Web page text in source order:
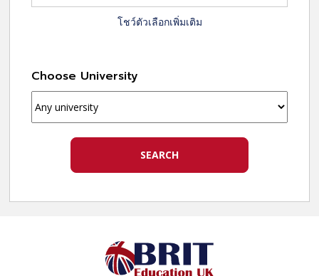
โชว์ตัวเลือกเพิ่มเติม
Choose University